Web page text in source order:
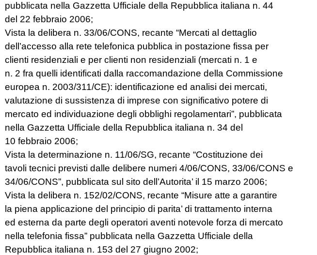
pubblicata nella Gazzetta Ufficiale della Repubblica italiana n. 44
del 22 febbraio 2006;
Vista la delibera n. 33/06/CONS, recante “Mercati al dettaglio
dell’accesso alla rete telefonica pubblica in postazione fissa per
clienti residenziali e per clienti non residenziali (mercati n. 1 e
n. 2 fra quelli identificati dalla raccomandazione della Commissione
europea n. 2003/311/CE): identificazione ed analisi dei mercati,
valutazione di sussistenza di imprese con significativo potere di
mercato ed individuazione degli obblighi regolamentari”, pubblicata
nella Gazzetta Ufficiale della Repubblica italiana n. 34 del
10 febbraio 2006;
Vista la determinazione n. 11/06/SG, recante “Costituzione dei
tavoli tecnici previsti dalle delibere numeri 4/06/CONS, 33/06/CONS e
34/06/CONS”, pubblicata sul sito dell’Autorita’ il 15 marzo 2006;
Vista la delibera n. 152/02/CONS, recante “Misure atte a garantire
la piena applicazione del principio di parita’ di trattamento interna
ed esterna da parte degli operatori aventi notevole forza di mercato
nella telefonia fissa” pubblicata nella Gazzetta Ufficiale della
Repubblica italiana n. 153 del 27 giugno 2002;